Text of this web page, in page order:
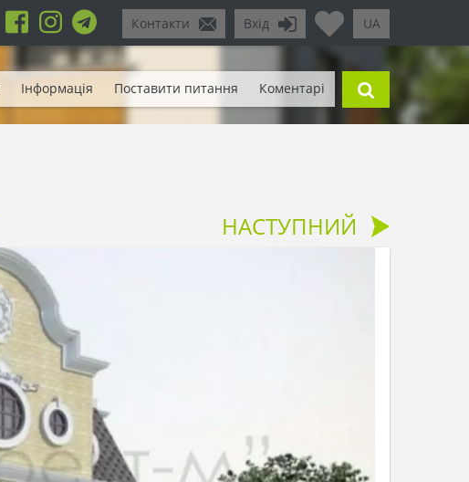
UA
Вхід
Контакти
Інформація Поставити питання Коментарі
НАСТУПНИЙ